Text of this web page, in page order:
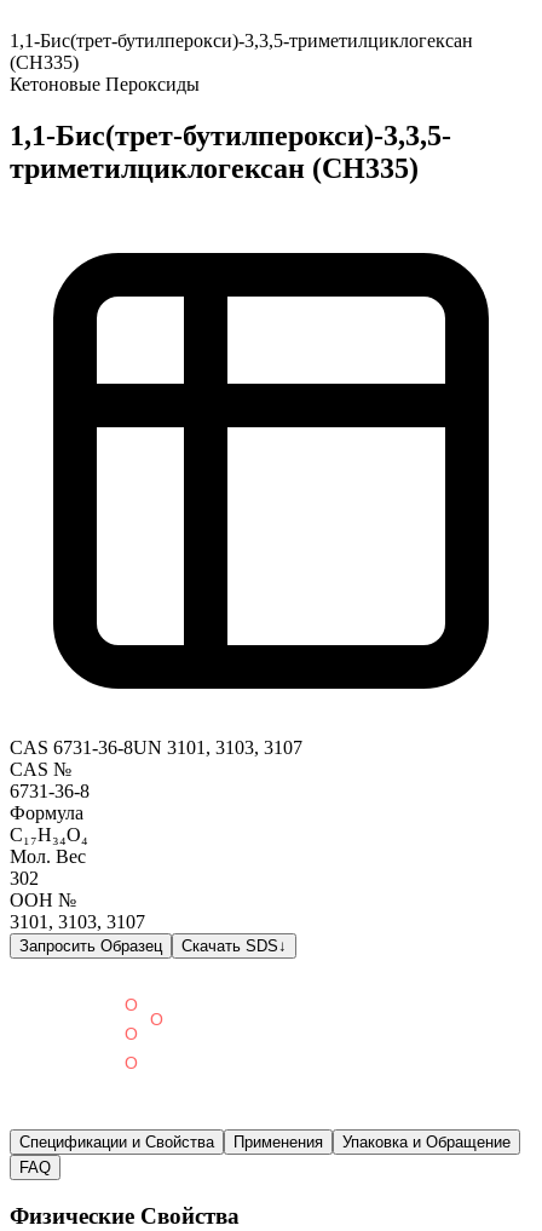
1,1-Бис(трет-бутилперокси)-3,3,5-триметилциклогексан
(CH335)
Кетоновые Пероксиды
1,1-Бис(трет-бутилперокси)-3,3,5-
триметилциклогексан (CH335)
CAS 6731-36-8UN 3101, 3103, 3107
CAS №
6731-36-8
Формула
C₁₇H₃₄O₄
Мол. Вес
302
ООН №
3101, 3103, 3107
Запросить Образец Скачать SDS↓
Спецификации и Свойства Применения
Упаковка и Обращение
FAQ
Физические Свойства